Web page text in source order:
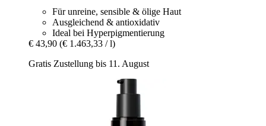
Für unreine, sensible & ölige Haut
Ausgleichend & antioxidativ
Ideal bei Hyperpigmentierung
€ 43,90 (€ 1.463,33 / l)
Gratis Zustellung bis 11. August